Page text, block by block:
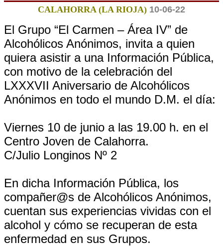
CALAHORRA (LA RIOJA) 10-06-22
El Grupo “El Carmen – Área IV” de
Alcohólicos Anónimos, invita a quien
quiera asistir a una Información Pública,
con motivo de la celebración del
LXXXVII Aniversario de Alcohólicos
Anónimos en todo el mundo D.M. el día:
Viernes 10 de junio a las 19.00 h. en el
Centro Joven de Calahorra.
C/Julio Longinos Nº 2
En dicha Información Pública, los
compañer@s de Alcohólicos Anónimos,
cuentan sus experiencias vividas con el
alcohol y cómo se recuperan de esta
enfermedad en sus Grupos.